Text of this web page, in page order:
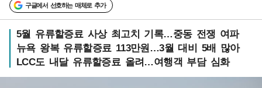
구글에서 선호하는 매체로 추가
5월 유류할증료 사상 최고치 기록…중동 전쟁 여파
뉴욕 왕복 유류할증료 113만원…3월 대비 5배 많아
LCC도 내달 유류할증료 올려…여행객 부담 심화